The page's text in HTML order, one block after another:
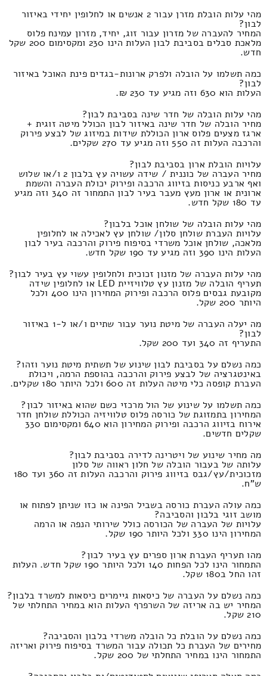
מהי עלות הובלת מזרן עבור 2 אנשים או לחלופין יחידי באיזור
לבון?
המחיר להעברה של מזרון עבור זוג, יחיד, מזרון עמינח פלוס
מלאכת סבלים בסביבת לבון העלות הינו 230 ומקסימום 200 שקל
חדש.
כמה תשלמו על הובלה ולפרק ארונות-בגדים פינת האוכל באיזור
לבון?
העלות הוא 630 וזה מגיע עד 230 ₪.
מהי עלות הובלה של חדר שינה בסביבת לבון?
מחיר הובלה של חדר שינה באיזור לבון הכולל מיטה זוגית +
ארגז מצעים פלוס ארון הכוללת שידות במיזוג של לבצע פירוק
והרכבה העלות זה 550 וזה מגיע עד 270 שקלים.
עלויות הובלת ארון בסביבת לבון?
מחיר העברה של כוננית / שידה עשויה עץ בלבון 2 ו/או שלוש
ואף ארבע כניסות בזיווג הרכבה ופירוק יכולת העברה והשמת
ארונית או ארון מעץ מעבר בעיר לבון התמחור זה 340 וזה מגיע
עד 180 שקל חדש.
מהי עלות הובלה של שולחן אוכל בלבון?
עלויות העברת שולחן סלון/ שולחן עץ לאכילה או לחלופין
מלאכה, שולחן אוכל משרדי בסיפוח פירוק והרכבה בעיר לבון
העלות הינו 390 וזה מגיע עד 190 שקל חדש.
מהי עלות העברה של מזנון זכוכית ולחלופין עשוי עץ בעיר לבון?
תעריף הובלה של מזנון עץ טלוויזיית LED או לחלופין שידה
מקובעת גבסים פלוס הרכבה ופירוק המחירון הינו 400 ולכל
היותר 200 שקל.
מה יעלה העברה של מיטת נוער עבור שתיים ו/או ל-1 באיזור
לבון?
התעריף זה 340 ועד 200 שקל.
כמה נשלם על בסביבת לבון שינוע של תשתית מיטת נוער וזהו?
באינטגרציה של לבצע פירוק והרכבה בהוספת הרמה, ויכולת
העברת קופסה כלי מיטה העלות זה 600 ולכל היותר 180 שקלים.
כמה תשלמו על שינוע של הול מרכזי כשם שהוא באיזור לבון?
המחירון בתמזוגת של כורסה פלוס טלוויזיה הכוללת שולחן חדר
אירוח בזיווג הרכבה ופירוק המחירון הוא 640 ומקסימום 330
שקלים חדשים.
מה מחיר שינוע של ויטרינה לדירה בסביבת לבון?
עלותה של בעבור הובלה של חלון ראווה של סלון
מזכוכית/עץ/גבס בזיווג פירוק והרכבה העלות זה 360 ועד 180
ש"ח.
כמה עולה העברת כורסה בשביל הפינה או כזו שניתן לפתוח או
מושב זוגי בלבון והסביבה?
עלויות של העברה של הכורסה כולל שירותי הנפה או הרמה
המחירון הינו 330 ולכל היותר 190 שקל.
מהו תעריף העברת ארון ספרים עץ בעיר לבון?
התמחור הינו לכל הפחות 140 ולכל היותר 190 שקל חדש. העלות
זהו החל ב180 שקל.
כמה נשלם על העברה של כיסאות גיימרים כיסאות למשרד בלבון?
המחיר יש בה אריזה של השרפרף העלות הוא במחיר התחלתי של
210 שקל.
כמה נשלם על הובלת כל הובלה משרדי בלבון והסביבה?
מחירים של העברת כל תכולה עבור המשרד בסיפוח פירוק ואריזה
התמחור הינו במחיר התחלתי של 200 שקל.